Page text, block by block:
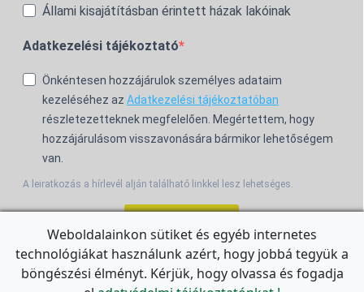
Állami kisajátításban érintett házak lakóinak
Adatkezelési tájékoztató
Önkéntesen hozzájárulok személyes adataim
kezeléséhez az Adatkezelési tájékoztatóban
részletezetteknek megfelelően. Megértettem, hogy
hozzájárulásom visszavonására bármikor lehetőségem
van.
A leiratkozás a hírlevél alján található linkkel lesz lehetséges.
For the English Newsletter, clickHERE.
Weboldalainkon sütiket és egyéb internetes
technológiákat használunk azért, hogy jobbá tegyük a
böngészési élményt. Kérjük, hogy olvassa és fogadja